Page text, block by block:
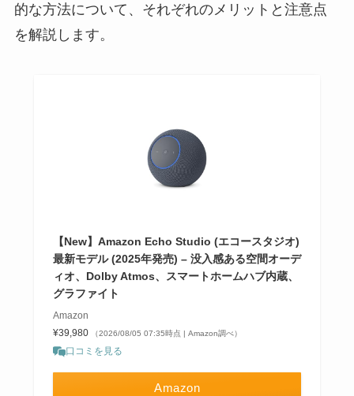
的な方法について、それぞれのメリットと注意点
を解説します。
【New】Amazon Echo Studio (エコースタジオ)
最新モデル (2025年発売) – 没入感ある空間オーデ
ィオ、Dolby Atmos、スマートホームハブ内蔵、
グラファイト
Amazon
¥39,980
（2026/08/05 07:35時点 | Amazon調べ）
口コミを見る
Amazon